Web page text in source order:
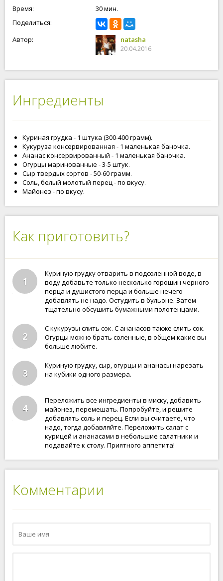
Время:
30 мин.
Поделиться:
Автор:
natasha
20.04.2016
Ингредиенты
Куриная грудка - 1 штука (300-400 грамм).
Кукуруза консервированная - 1 маленькая баночка.
Ананас консервированный - 1 маленькая баночка.
Огурцы маринованные - 3-5 штук.
Сыр твердых сортов - 50-60 грамм.
Соль, белый молотый перец - по вкусу.
Майонез - по вкусу.
Как приготовить?
1
Куриную грудку отварить в подсоленной воде, в
воду добавьте только несколько горошин черного
перца и душистого перца и больше нечего
добавлять не надо. Остудить в бульоне. Затем
тщательно обсушить бумажными полотенцами.
2
С кукурузы слить сок. С ананасов также слить сок.
Огурцы можно брать соленные, в общем какие вы
больше любите.
3
Куриную грудку, сыр, огурцы и ананасы нарезать
на кубики одного размера.
4
Переложить все ингредиенты в миску, добавить
майонез, перемешать. Попробуйте, и решите
добавлять соль и перец. Если вы считаете, что
надо, тогда добавляйте. Переложить салат с
курицей и ананасами в небольшие салатники и
подавайте к столу. Приятного аппетита!
Комментарии